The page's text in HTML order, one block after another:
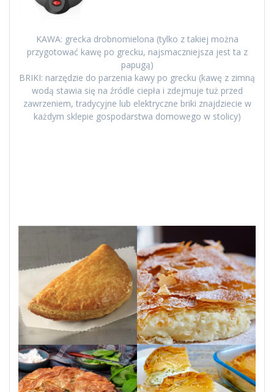
KAWA: grecka drobnomielona (tylko z takiej można
przygotować kawę po grecku, najsmaczniejsza jest ta z
papugą)
BRIKI: narzędzie do parzenia kawy po grecku (kawę z zimną
wodą stawia się na źródle ciepła i zdejmuje tuż przed
zawrzeniem, tradycyjne lub elektryczne briki znajdziecie w
każdym sklepie gospodarstwa domowego w stolicy)